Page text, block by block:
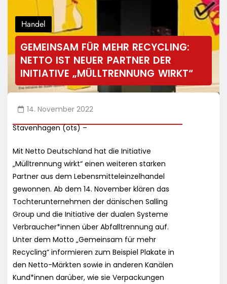
Handel
GEMEINSAM FÜR MEHR RECYCLING:
NETTO IST NEUER PARTNER DER
INITIATIVE „MÜLLTRENNUNG WIRKT“
14. November 2022
Stavenhagen (ots) –
Mit Netto Deutschland hat die Initiative
„Mülltrennung wirkt“ einen weiteren starken
Partner aus dem Lebensmitteleinzelhandel
gewonnen. Ab dem 14. November klären das
Tochterunternehmen der dänischen Salling
Group und die Initiative der dualen Systeme
Verbraucher*innen über Abfalltrennung auf.
Unter dem Motto „Gemeinsam für mehr
Recycling“ informieren zum Beispiel Plakate in
den Netto-Märkten sowie in anderen Kanälen
Kund*innen darüber, wie sie Verpackungen